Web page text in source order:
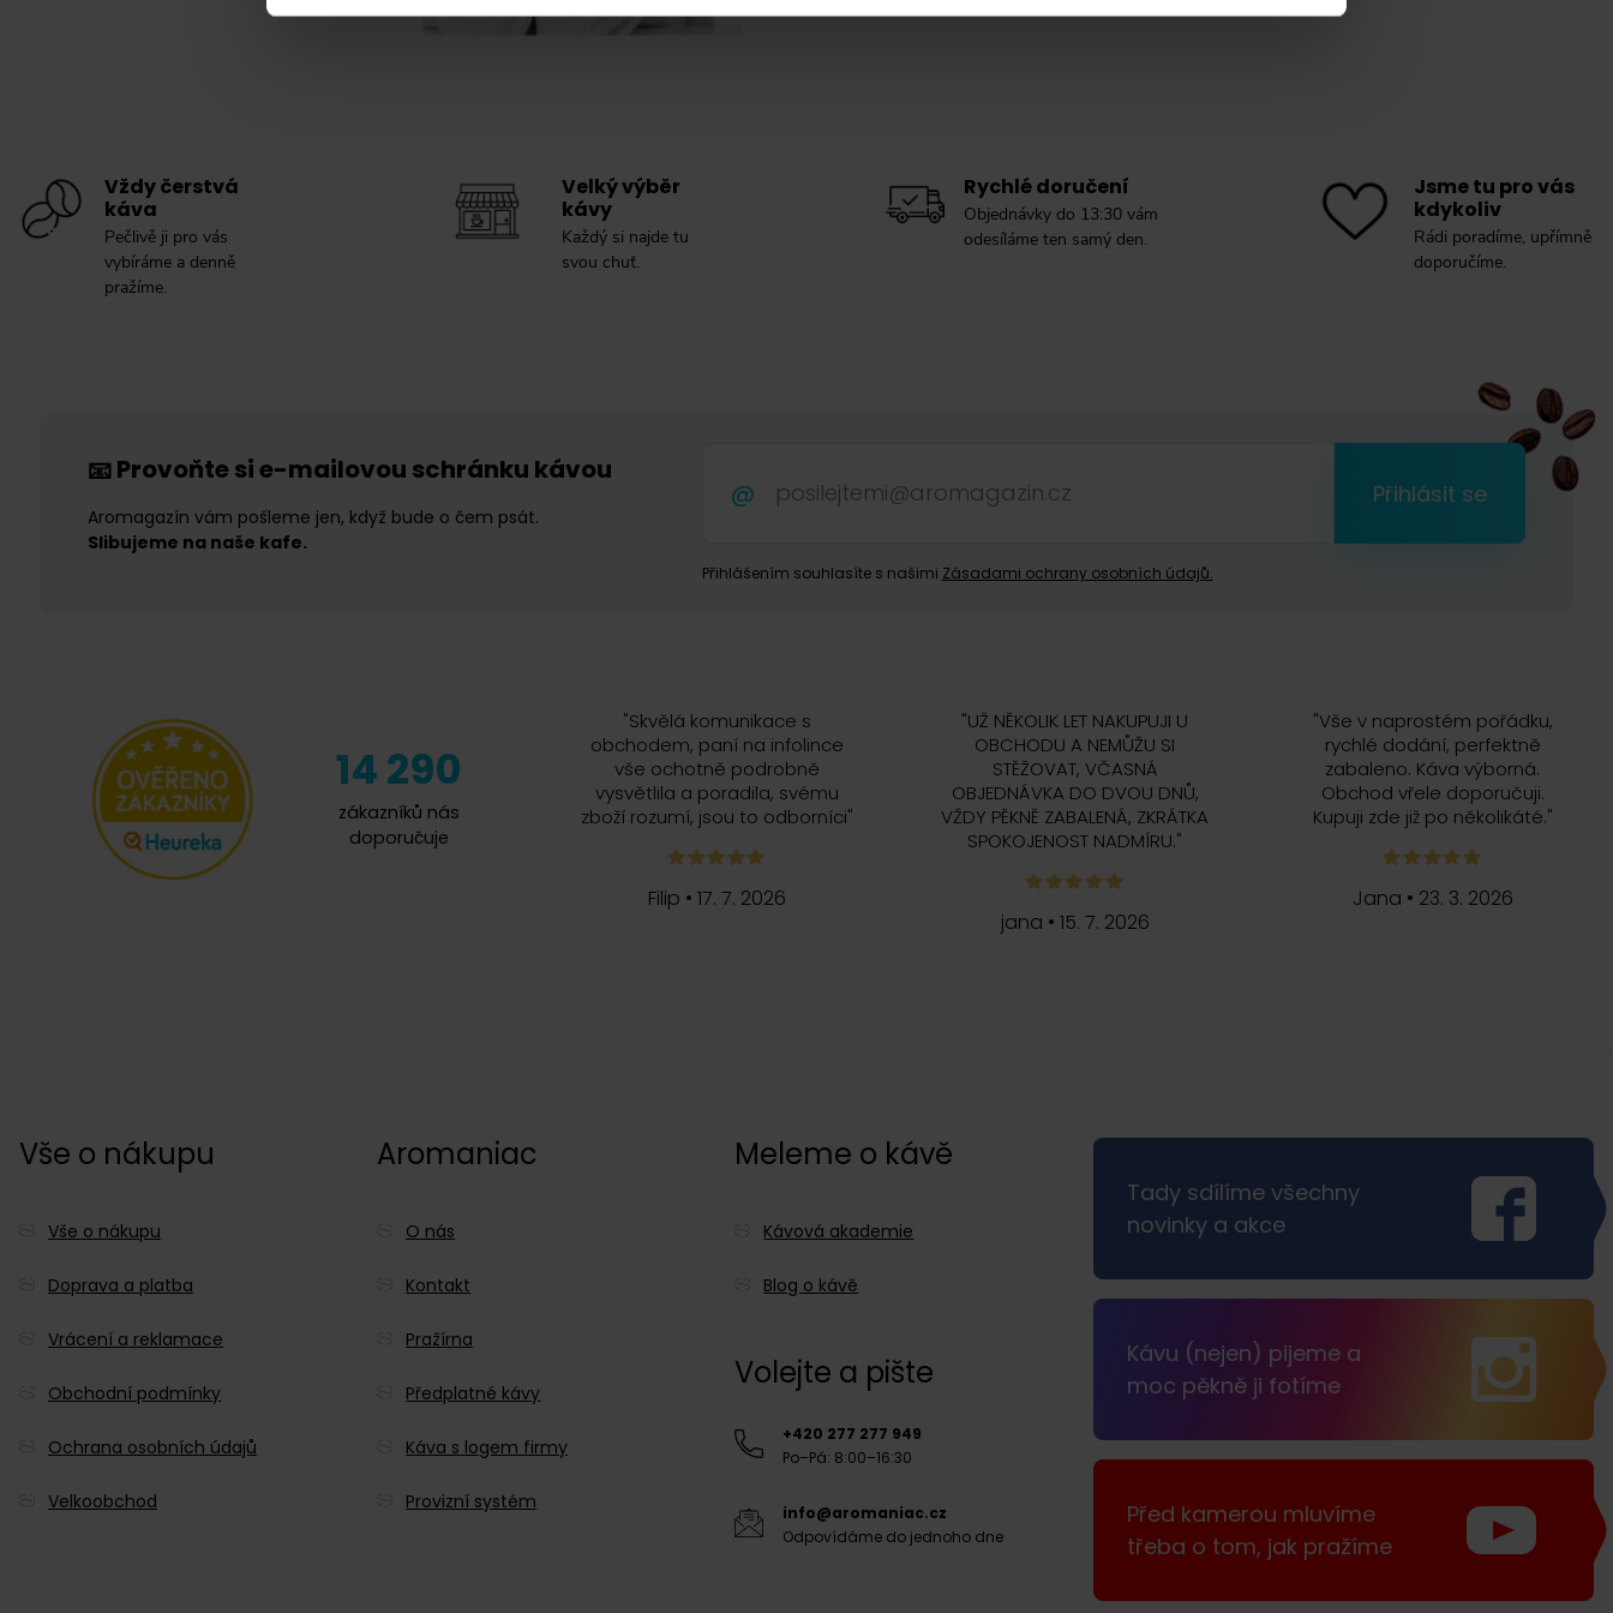
Vždy čerstvá
káva
Pečlivě ji pro vás
vybíráme a denně
pražíme.
Velký výběr
kávy
Každý si najde tu
svou chuť.
Rychlé doručení
Objednávky do 13:30 vám
odesíláme ten samý den.
Jsme tu pro vás
kdykoliv
Rádi poradíme, upřímně
doporučíme.
📧Provoňte si e-mailovou schránku kávou
Aromagazín vám pošleme jen, když bude o čem psát.
Slibujeme na naše kafe.
Přihlásit se
Přihlášením souhlasíte s našimi Zásadami ochrany osobních údajů.
14 290
zákazníků nás
doporučuje
"Skvělá komunikace s
obchodem, paní na infolince
vše ochotně podrobně
vysvětlila a poradila, svému
zboží rozumí, jsou to odborníci"
Filip • 17. 7. 2026
"UŽ NĚKOLIK LET NAKUPUJI U
OBCHODU A NEMŮŽU SI
STĚŽOVAT, VČASNÁ
OBJEDNÁVKA DO DVOU DNŮ,
VŽDY PĚKNĚ ZABALENÁ, ZKRÁTKA
SPOKOJENOST NADMÍRU."
jana • 15. 7. 2026
"Vše v naprostém pořádku,
rychlé dodání, perfektně
zabaleno. Káva výborná.
Obchod vřele doporučuji.
Kupuji zde již po několikáté."
Jana • 23. 3. 2026
Vše o nákupu
Vše o nákupu
Doprava a platba
Vrácení a reklamace
Obchodní podmínky
Ochrana osobních údajů
Velkoobchod
Aromaniac
O nás
Kontakt
Pražírna
Předplatné kávy
Káva s logem firmy
Provizní systém
Meleme o kávě
Kávová akademie
Blog o kávě
Volejte a pište
+420 277 277 949
Po–Pá: 8:00–16:30
info@aromaniac.cz
Odpovídáme do jednoho dne
Tady sdílíme všechny
novinky a akce
Kávu (nejen) pijeme a
moc pěkně ji fotíme
Před kamerou mluvíme
třeba o tom, jak pražíme